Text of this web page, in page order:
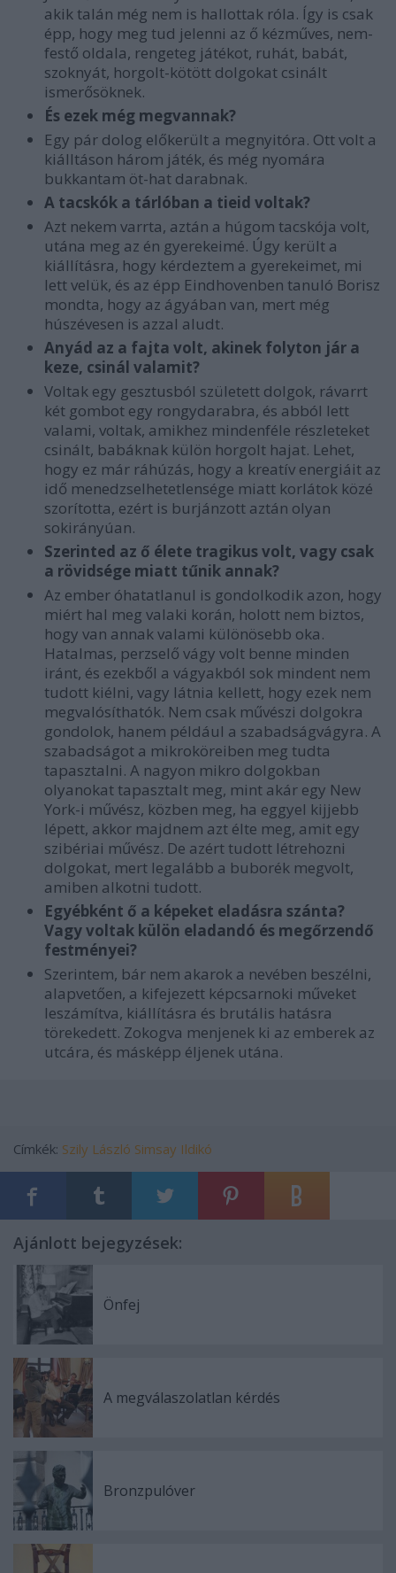
akik talán még nem is hallottak róla. Így is csak
épp, hogy meg tud jelenni az ő kézműves, nem-
festő oldala, rengeteg játékot, ruhát, babát,
szoknyát, horgolt-kötött dolgokat csinált
ismerősöknek.
És ezek még megvannak?
Egy pár dolog előkerült a megnyitóra. Ott volt a
kiálltáson három játék, és még nyomára
bukkantam öt-hat darabnak.
A tacskók a tárlóban a tieid voltak?
Azt nekem varrta, aztán a húgom tacskója volt,
utána meg az én gyerekeimé. Úgy került a
kiállításra, hogy kérdeztem a gyerekeimet, mi
lett velük, és az épp Eindhovenben tanuló Borisz
mondta, hogy az ágyában van, mert még
húszévesen is azzal aludt.
Anyád az a fajta volt, akinek folyton jár a
keze, csinál valamit?
Voltak egy gesztusból született dolgok, rávarrt
két gombot egy rongydarabra, és abból lett
valami, voltak, amikhez mindenféle részleteket
csinált, babáknak külön horgolt hajat. Lehet,
hogy ez már ráhúzás, hogy a kreatív energiáit az
idő menedzselhetetlensége miatt korlátok közé
szorította, ezért is burjánzott aztán olyan
sokirányúan.
Szerinted az ő élete tragikus volt, vagy csak
a rövidsége miatt tűnik annak?
Az ember óhatatlanul is gondolkodik azon, hogy
miért hal meg valaki korán, holott nem biztos,
hogy van annak valami különösebb oka.
Hatalmas, perzselő vágy volt benne minden
iránt, és ezekből a vágyakból sok mindent nem
tudott kiélni, vagy látnia kellett, hogy ezek nem
megvalósíthatók. Nem csak művészi dolgokra
gondolok, hanem például a szabadságvágyra. A
szabadságot a mikroköreiben meg tudta
tapasztalni. A nagyon mikro dolgokban
olyanokat tapasztalt meg, mint akár egy New
York-i művész, közben meg, ha eggyel kijjebb
lépett, akkor majdnem azt élte meg, amit egy
szibériai művész. De azért tudott létrehozni
dolgokat, mert legalább a buborék megvolt,
amiben alkotni tudott.
Egyébként ő a képeket eladásra szánta?
Vagy voltak külön eladandó és megőrzendő
festményei?
Szerintem, bár nem akarok a nevében beszélni,
alapvetően, a kifejezett képcsarnoki műveket
leszámítva, kiállításra és brutális hatásra
törekedett. Zokogva menjenek ki az emberek az
utcára, és másképp éljenek utána.
Címkék: Szily László Simsay Ildikó
Ajánlott bejegyzések:
Önfej
A megválaszolatlan kérdés
Bronzpulóver